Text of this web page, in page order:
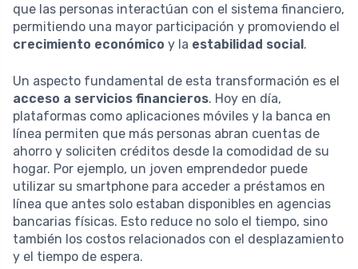
que las personas interactúan con el sistema financiero,
permitiendo una mayor participación y promoviendo el
crecimiento económico y la estabilidad social.
Un aspecto fundamental de esta transformación es el
acceso a servicios financieros. Hoy en día,
plataformas como aplicaciones móviles y la banca en
línea permiten que más personas abran cuentas de
ahorro y soliciten créditos desde la comodidad de su
hogar. Por ejemplo, un joven emprendedor puede
utilizar su smartphone para acceder a préstamos en
línea que antes solo estaban disponibles en agencias
bancarias físicas. Esto reduce no solo el tiempo, sino
también los costos relacionados con el desplazamiento
y el tiempo de espera.